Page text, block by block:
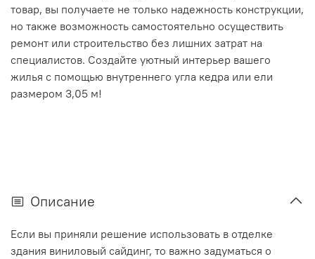
товар, вы получаете не только надежность конструкции,
но также возможность самостоятельно осуществить
ремонт или строительство без лишних затрат на
специалистов. Создайте уютный интерьер вашего
жилья с помощью внутреннего угла кедра или ели
размером 3,05 м!
Описание
Если вы приняли решение использовать в отделке
здания виниловый сайдинг, то важно задуматься о